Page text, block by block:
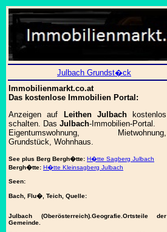
Julbach Grundst�ck
Immobilienmarkt.co.at
Das kostenlose Immobilien Portal:
Anzeigen auf
Leithen Julbachkostenlos
schalten. Das Julbach-Immobilien-Portal.
Eigentumswohnung, Mietwohnung,
Grundstück, Wohnhaus.
See plus Berg Bergh�tte: H�tte Sagberg Julbach
Bergh�tte: H�tte Kleinsagberg Julbach
Seen:
Bach, Flu�, Teich, Quelle:
Julbach (Oberösterreich).Geografie.Ortsteile der
Gemeinde.